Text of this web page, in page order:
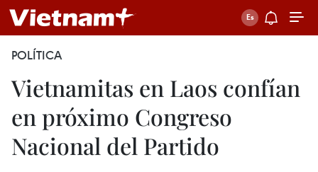
POLÍTICA
Vietnamitas en Laos confían
en próximo Congreso
Nacional del Partido